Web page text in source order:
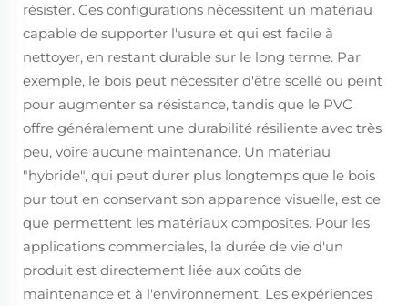
résister. Ces configurations nécessitent un matériau
capable de supporter l'usure et qui est facile à
nettoyer, en restant durable sur le long terme. Par
exemple, le bois peut nécessiter d'être scellé ou peint
pour augmenter sa résistance, tandis que le PVC
offre généralement une durabilité résiliente avec très
peu, voire aucune maintenance. Un matériau
"hybride", qui peut durer plus longtemps que le bois
pur tout en conservant son apparence visuelle, est ce
que permettent les matériaux composites. Pour les
applications commerciales, la durée de vie d'un
produit est directement liée aux coûts de
maintenance et à l'environnement. Les expériences